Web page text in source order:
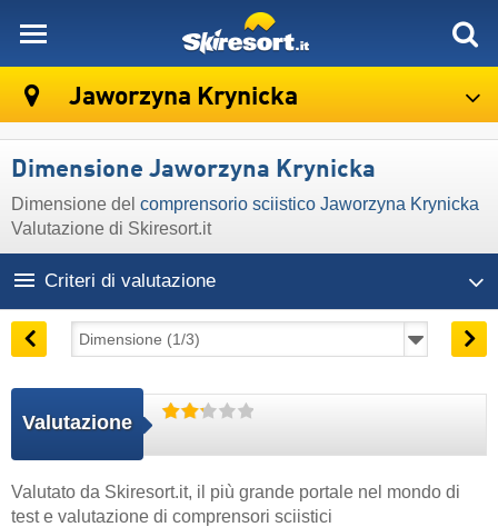
Jaworzyna Krynicka
Dimensione Jaworzyna Krynicka
Dimensione del comprensorio sciistico Jaworzyna Krynicka
Valutazione di Skiresort.it
Criteri di valutazione
Valutazione
Valutato da Skiresort.it, il più grande portale nel mondo di
test e valutazione di comprensori sciistici